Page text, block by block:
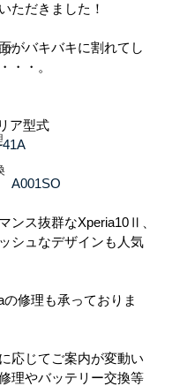
ただきました！
がバキバキに割れてし
・・。
ア型式
A001SO
ンス抜群なXperia10Ⅱ、
シュなデザインも人気
修理も承っておりま
応じてご案内が変動い
理やバッテリー交換等